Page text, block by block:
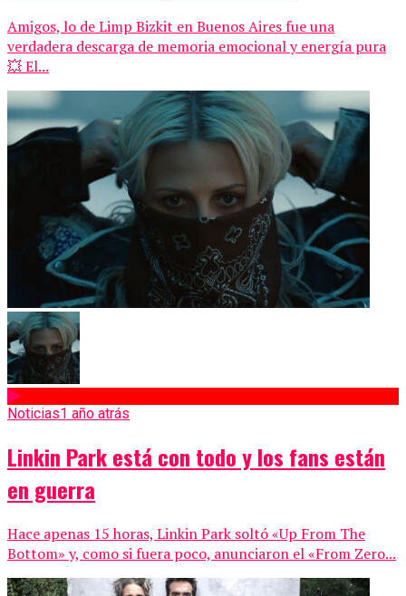
Amigos, lo de Limp Bizkit en Buenos Aires fue una
verdadera descarga de memoria emocional y energía pura
💥 El...
Noticias1 año atrás
Linkin Park está con todo y los fans están
en guerra
Hace apenas 15 horas, Linkin Park soltó «Up From The
Bottom» y, como si fuera poco, anunciaron el «From Zero...